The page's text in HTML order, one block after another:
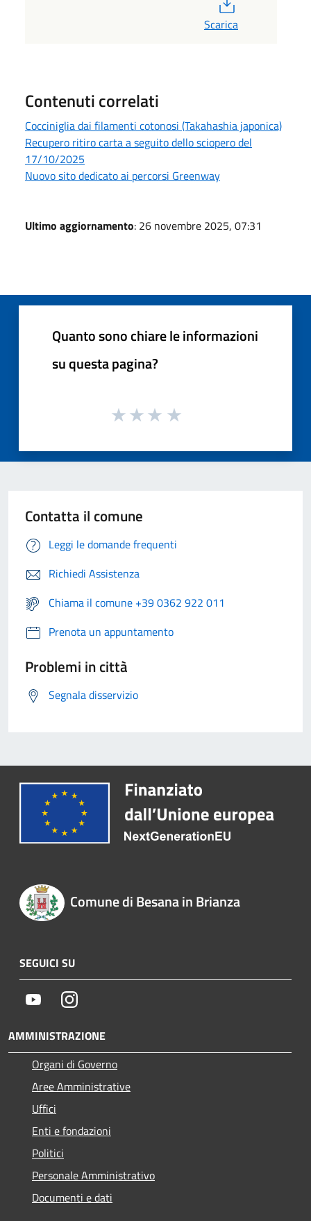
Scarica
Contenuti correlati
Cocciniglia dai filamenti cotonosi (Takahashia japonica)
Recupero ritiro carta a seguito dello sciopero del
17/10/2025
Nuovo sito dedicato ai percorsi Greenway
Ultimo aggiornamento: 26 novembre 2025, 07:31
Quanto sono chiare le informazioni
su questa pagina?
Contatta il comune
Leggi le domande frequenti
Richiedi Assistenza
Chiama il comune +39 0362 922 011
Prenota un appuntamento
Problemi in città
Segnala disservizio
Comune di Besana in Brianza
SEGUICI SU
YoutubeInstagram
AMMINISTRAZIONE
Organi di Governo
Aree Amministrative
Uffici
Enti e fondazioni
Politici
Personale Amministrativo
Documenti e dati